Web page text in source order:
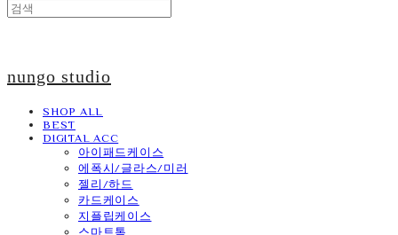
nungo studio
SHOP ALL
BEST
DIGITAL ACC
아이패드케이스
에폭시/글라스/미러
젤리/하드
카드케이스
지플립케이스
스마트톡